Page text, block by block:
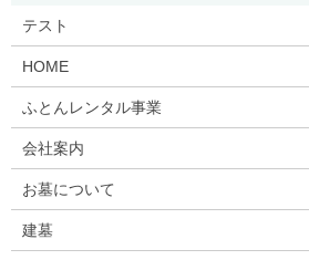
テスト
HOME
ふとんレンタル事業
会社案内
お墓について
建墓